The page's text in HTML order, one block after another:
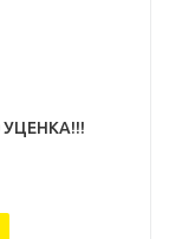
Тиcки крестовые БЕЛМАШ CV100 УЦЕНКА!!!